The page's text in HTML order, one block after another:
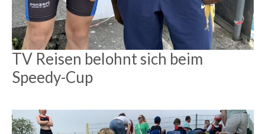
TV Reisen belohnt sich beim
Speedy-Cup